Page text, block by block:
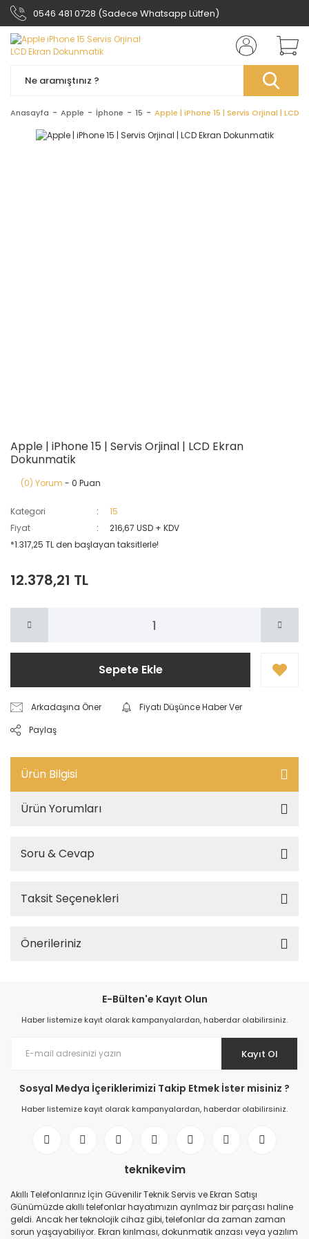
0546 481 0728 (Sadece Whatsapp Lütfen)
Anasayfa Apple İphone 15 Apple | iPhone 15 | Servis Orjinal | LCD
Apple | iPhone 15 | Servis Orjinal | LCD Ekran
Dokunmatik
(0) Yorum - 0 Puan
Kategori
15
Fiyat
216,67 USD + KDV
*1.317,25 TL den başlayan taksitlerle!
12.378,21 TL
Sepete Ekle
Arkadaşına Öner
Fiyatı Düşünce Haber Ver
Paylaş
Ürün Bilgisi
Ürün Yorumları
Soru & Cevap
Taksit Seçenekleri
Önerileriniz
E-Bülten'e Kayıt Olun
Haber listemize kayıt olarak kampanyalardan, haberdar olabilirsiniz.
Kayıt Ol
Sosyal Medya İçeriklerimizi Takip Etmek İster misiniz ?
Haber listemize kayıt olarak kampanyalardan, haberdar olabilirsiniz.
teknikevim
Akıllı Telefonlarınız İçin Güvenilir Teknik Servis ve Ekran Satışı
Günümüzde akıllı telefonlar hayatımızın ayrılmaz bir parçası haline
geldi. Ancak her teknolojik cihaz gibi, telefonlar da zaman zaman
sorun yaşayabiliyor. Ekran kırılması, dokunmatik arızası veya yazılım